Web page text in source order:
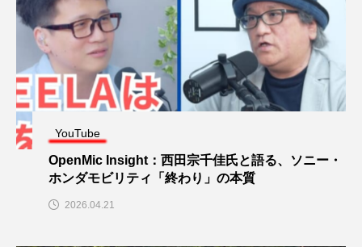
YouTube
OpenMic Insight：西田宗千佳氏と語る、ソニー・
ホンダモビリティ「終わり」の本質
2026.04.21